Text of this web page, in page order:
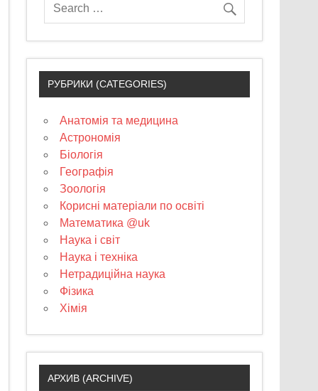
РУБРИКИ (CATEGORIES)
Анатомія та медицина
Астрономія
Біологія
Географія
Зоологія
Корисні матеріали по освіті
Математика @uk
Наука і світ
Наука і техніка
Нетрадиційна наука
Фізика
Хімія
АРХИВ (ARCHIVE)